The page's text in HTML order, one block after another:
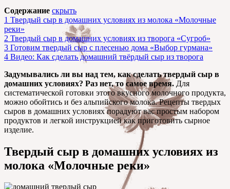
Содержание скрыть
1 Твердый сыр в домашних условиях из молока «Молочные
реки»
2 Твердый сыр в домашних условиях из творога «Сугроб»
3 Готовим твердый сыр с плесенью дома «Выбор гурмана»
4 Видео: Как сделать домашний твёрдый сыр из творога
Задумывались ли вы над тем, как сделать твердый сыр в
домашних условиях? Раз нет, то самое время. Для
систематической готовки этого вкусного молочного продукта,
можно обойтись и без альпийского молока. Рецепты твердых
сыров в домашних условиях порадуют вас простым набором
продуктов и легкой инструкцией как приготовить сырное
изделие.
Твердый сыр в домашних условиях из
молока «Молочные реки»